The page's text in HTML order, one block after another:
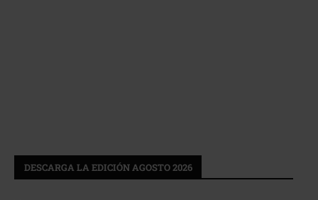
DESCARGA LA EDICIÓN AGOSTO 2026